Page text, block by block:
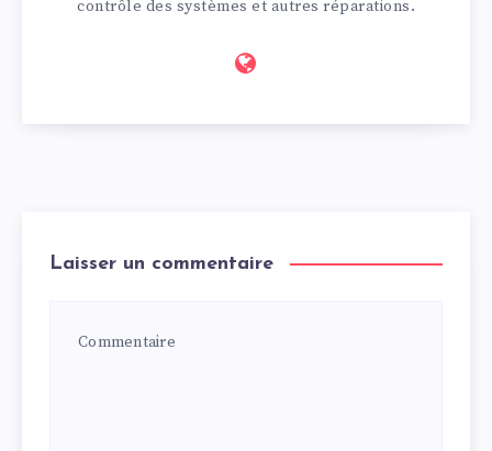
contrôle des systèmes et autres réparations.
Laisser un commentaire